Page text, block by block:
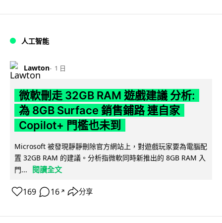
人工智能
Lawton 1 日
微軟刪走 32GB RAM 遊戲建議 分析:
為 8GB Surface 銷售鋪路 連自家
Copilot+ 門檻也未到
Microsoft 被發現靜靜刪除官方網站上，對遊戲玩家要為電腦配
置 32GB RAM 的建議。分析指微軟同時新推出的 8GB RAM 入
門...
閱讀全文
169 16 ↗ 分享